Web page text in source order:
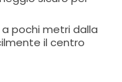
pochi metri dalla
il centro